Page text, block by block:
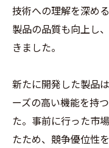
技術への理解を深め
製品の品質も向上し
きました。
新たに開発した製品
ーズの高い機能を持
た。事前に行った市
たため、競争優位性